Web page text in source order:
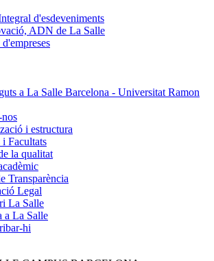
d'esdeveniments
ADN de La Salle
a La Salle Barcelona - Universitat Ramon
i estructura
i Facultats
la qualitat
Transparència
Legal
La Salle
a La Salle
hi